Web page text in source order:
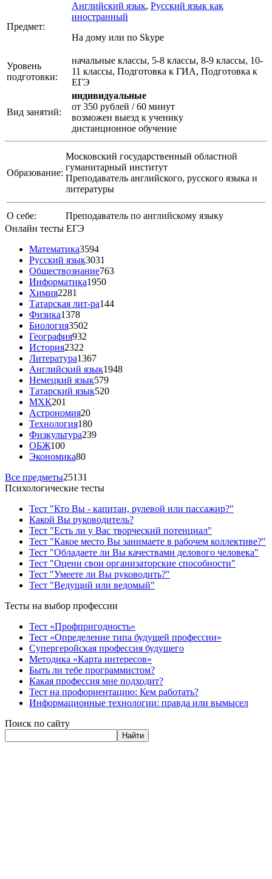
Предмет:
Английский язык, Русский язык как
иностранный
На дому или по Skype
Уровень
подготовки:
начальные классы, 5-8 классы, 8-9 классы, 10-
11 классы, Подготовка к ГИА, Подготовка к
ЕГЭ
Вид занятий:
индивидуальные
от 350 рублей / 60 минут
возможен выезд к ученику
дистанционное обучение
Образование:
Московский государственный областной
гуманитарный институт
Преподаватель английского, русского языка и
литературы
О себе:
Преподаватель по английскому языку
Онлайн тесты ЕГЭ
Математика3594
Русский язык3031
Обществознание763
Информатика1950
Химия2281
Татарская лит-ра144
Физика1378
Биология3502
География932
История2322
Литература1367
Английский язык1948
Немецкий язык579
Татарский язык520
МХК201
Астрономия20
Технология180
Физкультура239
ОБЖ100
Экономика80
Все предметы25131
Психологические тесты
Тест "Кто Вы - капитан, рулевой или пассажир?"
Какой Вы руководитель?
Тест "Есть ли у Вас творческий потенциал"
Тест "Какое место Вы занимаете в рабочем коллективе?"
Тест "Обладаете ли Вы качествами делового человека"
Тест "Оцени свои организаторские способности"
Тест "Умеете ли Вы руководить?"
Тест "Ведущий или ведомый"
Тесты на выбор профессии
Тест «Профпригодность»
Тест «Определение типа будущей профессии»
Супергеройская профессия будущего
Методика «Карта интересов»
Быть ли тебе программистом?
Какая профессия мне подходит?
Тест на профориентацию: Кем работать?
Информационные технологии: правда или вымысел
Поиск по сайту
Найти